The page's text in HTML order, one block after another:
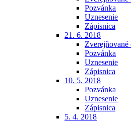
Pozvánka
Uznesenie
Zápisnica
21. 6. 2018
Pozvánka
Uznesenie
Zápisnica
10. 5. 2018
Pozvánka
Uznesenie
Zápisnica
5. 4. 2018